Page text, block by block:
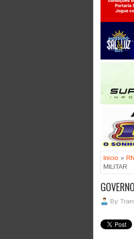
Inicio » RN
MILITAR
By